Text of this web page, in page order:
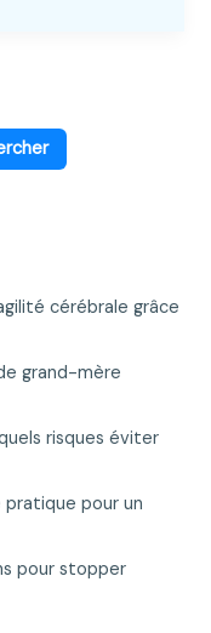
cérébrale grâce
grand-mère
risques éviter
pratique pour un
pour stopper